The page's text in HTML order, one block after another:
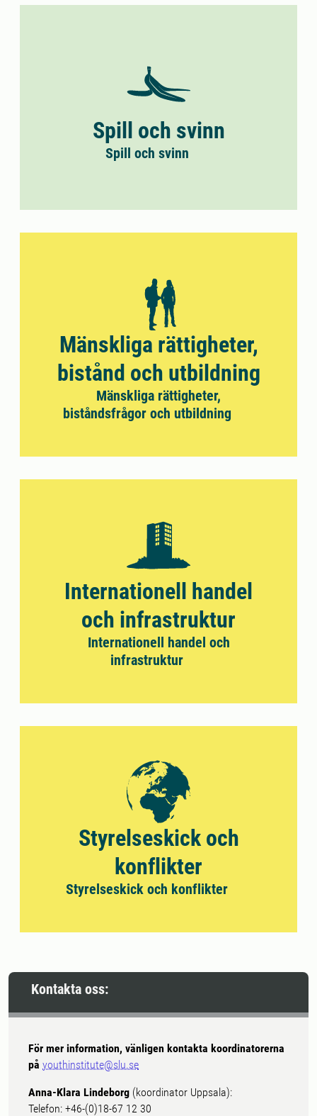
Spill och svinn
Spill och svinn
Mänskliga rättigheter,
bistånd och utbildning
Mänskliga rättigheter,
biståndsfrågor och utbildning
Internationell handel
och infrastruktur
Internationell handel och
infrastruktur
Styrelseskick och
konflikter
Styrelseskick och konflikter
Kontakta oss:
För mer information, vänligen kontakta koordinatorerna
på youthinstitute@slu.se
Anna-Klara Lindeborg (koordinator Uppsala):
Telefon: +46-(0)18-67 12 30